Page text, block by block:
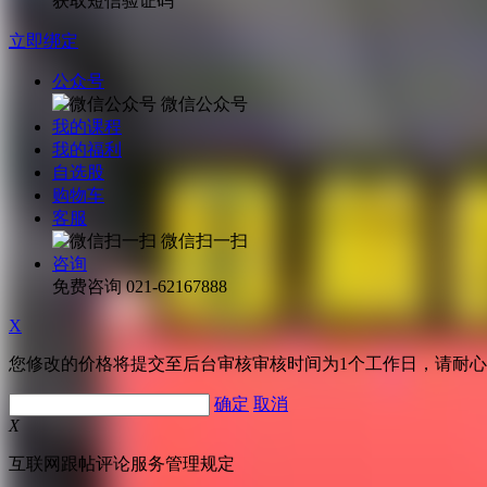
立即绑定
公众号
微信公众号
我的课程
我的福利
自选股
购物车
客服
微信扫一扫
咨询
免费咨询 021-62167888
X
您修改的价格将提交至后台审核审核时间为1个工作日，请耐
确定 取消
X
互联网跟帖评论服务管理规定